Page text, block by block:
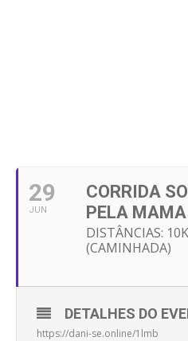
29
JUN
CORRIDA
PELA
DISTÂNCIAS:
(CAMINHADA)
DETALHES DO
https://dani-se.online/1lmb